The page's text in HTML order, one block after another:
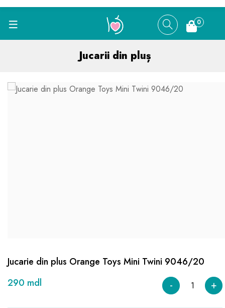
0
Jucarii din pluș
Jucarie din plus Orange Toys Mini Twini 9046/20
290 mdl
- +